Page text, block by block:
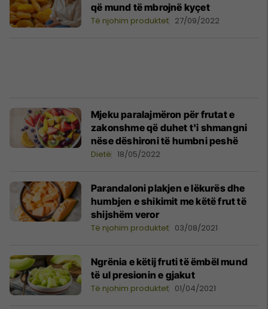
që mund të mbrojnë kyçet
Të njohim produktet 27/09/2022
Mjeku paralajmëron për frutat e
zakonshme që duhet t'i shmangni
nëse dëshironi të humbni peshë
Dietë 18/05/2022
Parandaloni plakjen e lëkurës dhe
humbjen e shikimit me këtë frut të
shijshëm veror
Të njohim produktet 03/08/2021
Ngrënia e këtij fruti të ëmbël mund
të ul presionin e gjakut
Të njohim produktet 01/04/2021